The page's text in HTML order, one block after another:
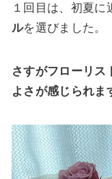
１回目は、初夏に
ルを選びました。
さすがフローリス
よさが感じられま